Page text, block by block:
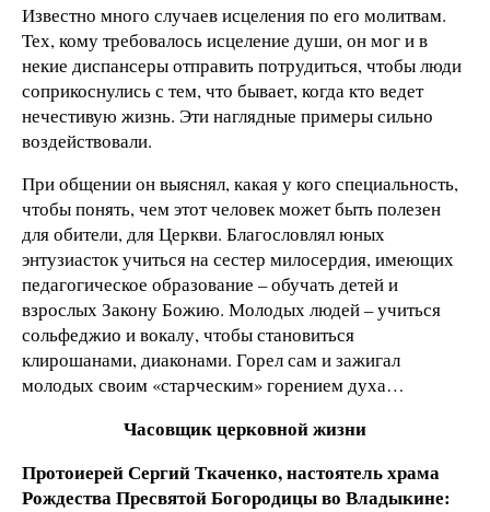
Известно много случаев исцеления по его молитвам.
Тех, кому требовалось исцеление души, он мог и в
некие диспансеры отправить потрудиться, чтобы люди
соприкоснулись с тем, что бывает, когда кто ведет
нечестивую жизнь. Эти наглядные примеры сильно
воздействовали.
При общении он выяснял, какая у кого специальность,
чтобы понять, чем этот человек может быть полезен
для обители, для Церкви. Благословлял юных
энтузиасток учиться на сестер милосердия, имеющих
педагогическое образование – обучать детей и
взрослых Закону Божию. Молодых людей – учиться
сольфеджио и вокалу, чтобы становиться
клирошанами, диаконами. Горел сам и зажигал
молодых своим «старческим» горением духа…
Часовщик церковной жизни
Протоиерей Сергий Ткаченко, настоятель храма
Рождества Пресвятой Богородицы во Владыкине: